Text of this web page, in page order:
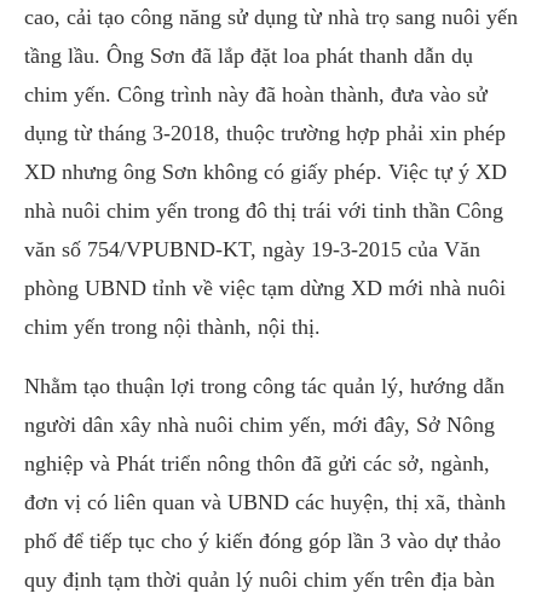
cao, cải tạo công năng sử dụng từ nhà trọ sang nuôi yến
tầng lầu. Ông Sơn đã lắp đặt loa phát thanh dẫn dụ
chim yến. Công trình này đã hoàn thành, đưa vào sử
dụng từ tháng 3-2018, thuộc trường hợp phải xin phép
XD nhưng ông Sơn không có giấy phép. Việc tự ý XD
nhà nuôi chim yến trong đô thị trái với tinh thần Công
văn số 754/VPUBND-KT, ngày 19-3-2015 của Văn
phòng UBND tỉnh về việc tạm dừng XD mới nhà nuôi
chim yến trong nội thành, nội thị.
Nhằm tạo thuận lợi trong công tác quản lý, hướng dẫn
người dân xây nhà nuôi chim yến, mới đây, Sở Nông
nghiệp và Phát triển nông thôn đã gửi các sở, ngành,
đơn vị có liên quan và UBND các huyện, thị xã, thành
phố để tiếp tục cho ý kiến đóng góp lần 3 vào dự thảo
quy định tạm thời quản lý nuôi chim yến trên địa bàn